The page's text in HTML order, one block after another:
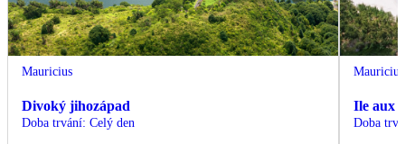
Mauricius
Divoký jihozápad
Doba trvání: Celý den
Mauricius
Ile aux
Doba